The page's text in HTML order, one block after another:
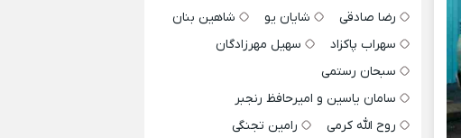
رضا صادقی
شایان یو
شاهین بنان
سهراب پاکزاد
سهیل مهرزادگان
سبحان رستمی
سامان یاسین و امیرحافظ رنجبر
روح الله کرمی
رامین تجنگی